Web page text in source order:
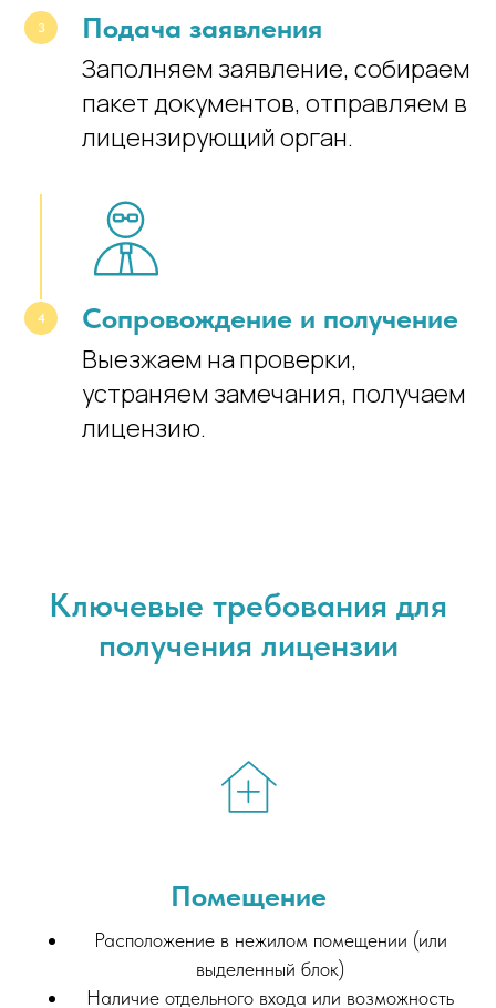
Подача заявления
Заполняем заявление, собираем
пакет документов, отправляем в
лицензирующий орган.
Сопровождение и получение
Выезжаем на проверки,
устраняем замечания, получаем
лицензию.
Ключевые требования для
получения лицензии
Помещение
Расположение в нежилом помещении (или
выделенный блок)
Наличие отдельного входа или возможность